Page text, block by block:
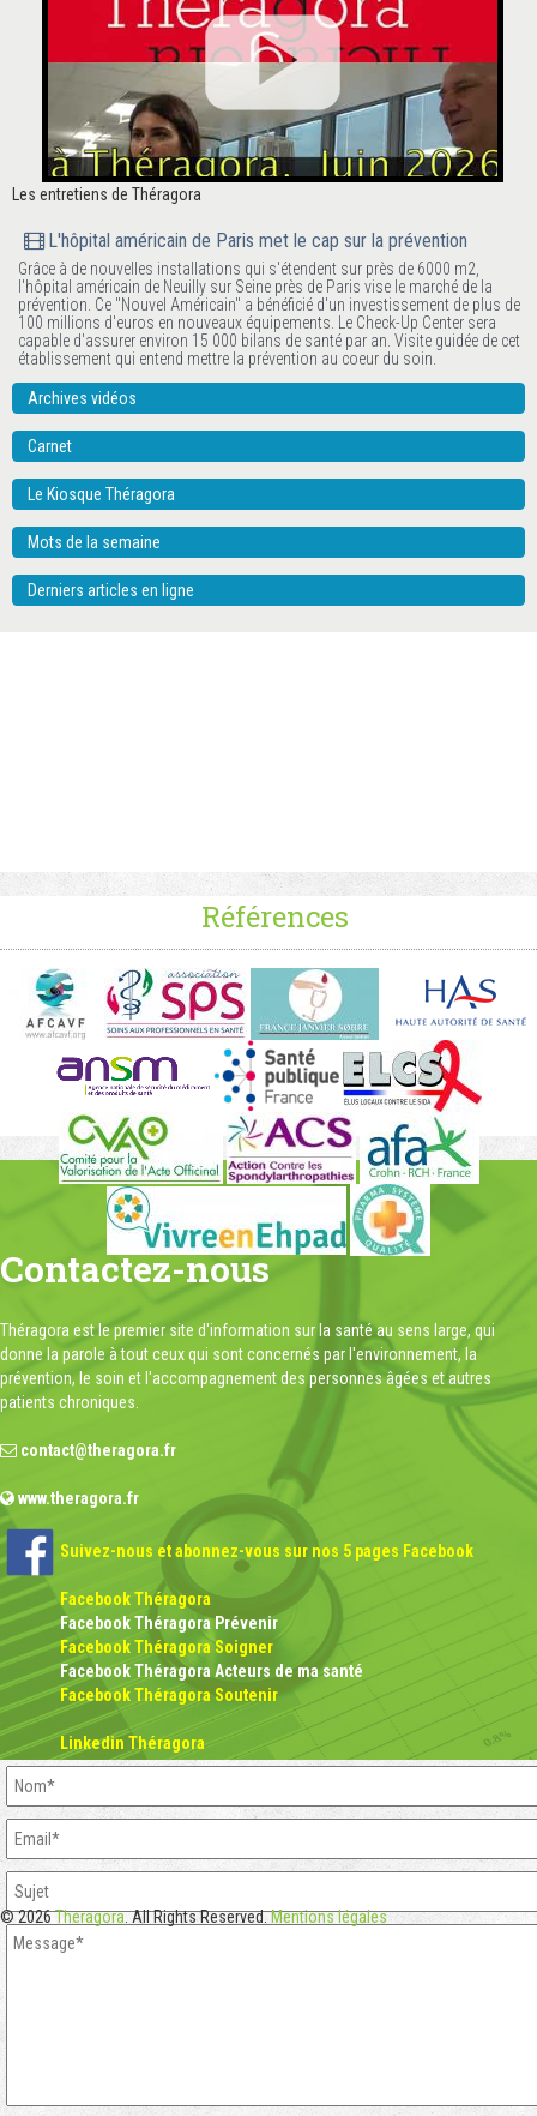
Les entretiens de Théragora
L'hôpital américain de Paris met le cap sur la prévention
Grâce à de nouvelles installations qui s'étendent sur près de 6000 m2,
l'hôpital américain de Neuilly sur Seine près de Paris vise le marché de la
prévention. Ce "Nouvel Américain" a bénéficié d'un investissement de plus de
100 millions d'euros en nouveaux équipements. Le Check-Up Center sera
capable d'assurer environ 15 000 bilans de santé par an. Visite guidée de cet
établissement qui entend mettre la prévention au coeur du soin.
Archives vidéos
Carnet
Le Kiosque Théragora
Mots de la semaine
Derniers articles en ligne
Références
Contactez-nous
Théragora est le premier site d'information sur la santé au sens large, qui
donne la parole à tout ceux qui sont concernés par l'environnement, la
prévention, le soin et l'accompagnement des personnes âgées et autres
patients chroniques.
contact@theragora.fr
www.theragora.fr
Suivez-nous et abonnez-vous sur nos 5 pages Facebook
Facebook Théragora
Facebook Théragora Prévenir
Facebook Théragora Soigner
Facebook Théragora Acteurs de ma santé
Facebook Théragora Soutenir
Linkedin Théragora
© 2026Theragora. All Rights Reserved.Mentions légales